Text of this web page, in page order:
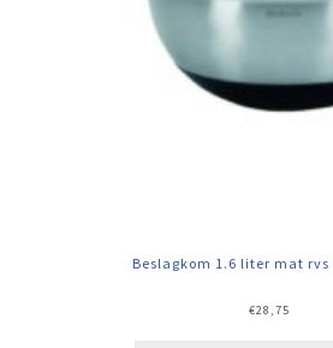
Beslagkom 1.6 liter mat
€28,75